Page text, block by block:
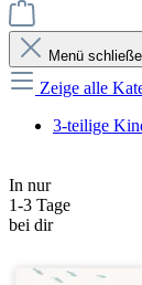
Menü
Zeige alle
3-teilige
In nur
1-3 Tage
bei dir